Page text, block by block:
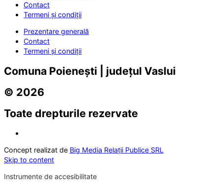
Contact
Termeni și condiții
Prezentare generală
Contact
Termeni și condiții
Comuna Poienești | județul Vaslui
© 2026
Toate drepturile rezervate
Concept realizat de Big Media Relații Publice SRL
Skip to content
Instrumente de accesibilitate